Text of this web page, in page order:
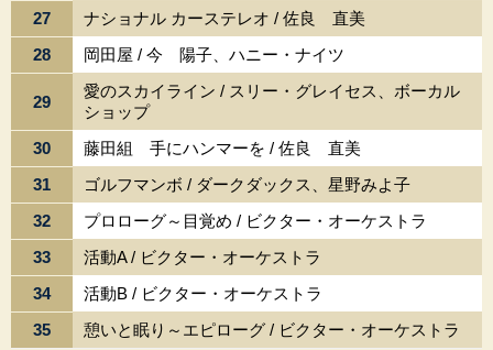
27
ナショナル カーステレオ / 佐良 直美
28
岡田屋 / 今 陽子、ハニー・ナイツ
29
愛のスカイライン / スリー・グレイセス、ボーカル
ショップ
30
藤田組 手にハンマーを / 佐良 直美
31
ゴルフマンボ / ダークダックス、星野みよ子
32
プロローグ～目覚め / ビクター・オーケストラ
33
活動A / ビクター・オーケストラ
34
活動B / ビクター・オーケストラ
35
憩いと眠り～エピローグ / ビクター・オーケストラ